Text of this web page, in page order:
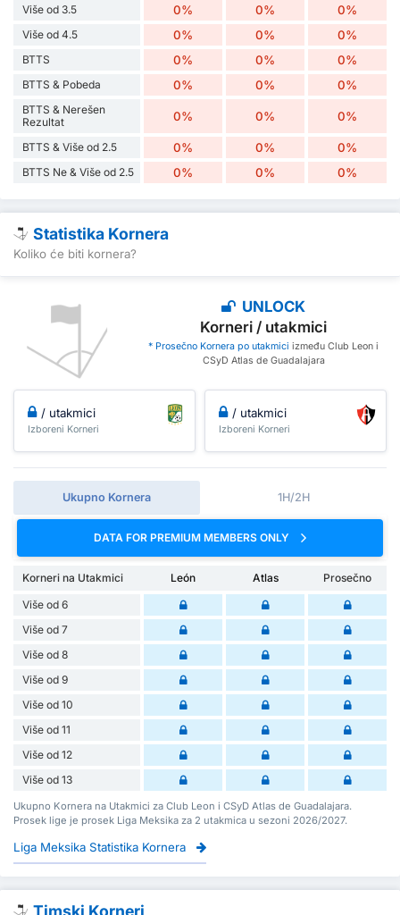
Više od 3.5 0% 0% 0%
Više od 4.5 0% 0% 0%
BTTS 0% 0% 0%
BTTS & Pobeda 0% 0% 0%
BTTS & Nerešen
Rezultat
0% 0% 0%
BTTS & Više od 2.5 0% 0% 0%
BTTS Ne & Više od 2.5 0% 0% 0%
Statistika Kornera
Koliko će biti kornera?
UNLOCK
Korneri / utakmici
* Prosečno Kornera po utakmiciizmeđu Club Leon i
CSyD Atlas de Guadalajara
/ utakmici
Izboreni Korneri
/ utakmici
Izboreni Korneri
Ukupno Kornera 1H/2H
DATA FOR PREMIUM MEMBERS ONLY
Korneri na Utakmici León Atlas
Prosečno
Više od 6
Više od 7
Više od 8
Više od 9
Više od 10
Više od 11
Više od 12
Više od 13
Ukupno Kornera na Utakmici za Club Leon i CSyD Atlas de Guadalajara.
Prosek lige je prosek Liga Meksika za 2 utakmica u sezoni 2026/2027.
Liga Meksika Statistika Kornera